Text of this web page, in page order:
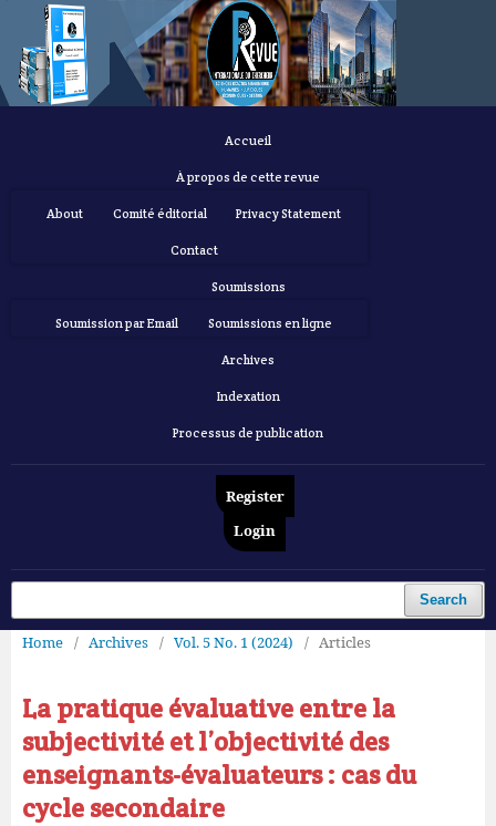
Accueil
À propos de cette revue
About Comité éditorial Privacy Statement
Contact
Soumissions
Soumission par Email Soumissions en ligne
Archives
Indexation
Processus de publication
Register
Login
Search
Home / Archives / Vol. 5 No. 1 (2024) / Articles
La pratique évaluative entre la
subjectivité et l’objectivité des
enseignants-évaluateurs : cas du
cycle secondaire